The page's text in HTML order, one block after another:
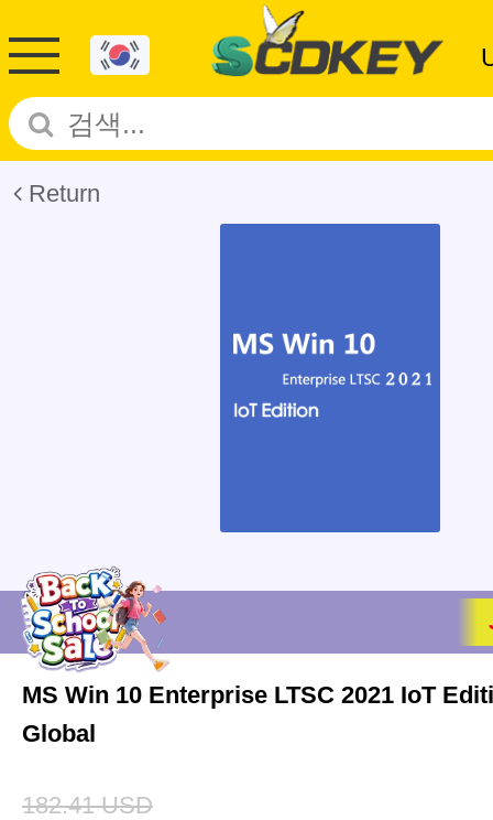
Return
MS Win 10 Enterprise LTSC 2021 IoT
Global
182.41 USD